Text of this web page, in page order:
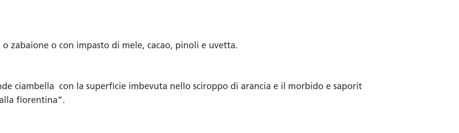
zabaione o con impasto di mele, cacao, pinoli e uvetta.
ciambella con la superficie imbevuta nello sciroppo di arancia e il morbido e saporit
fiorentina”.